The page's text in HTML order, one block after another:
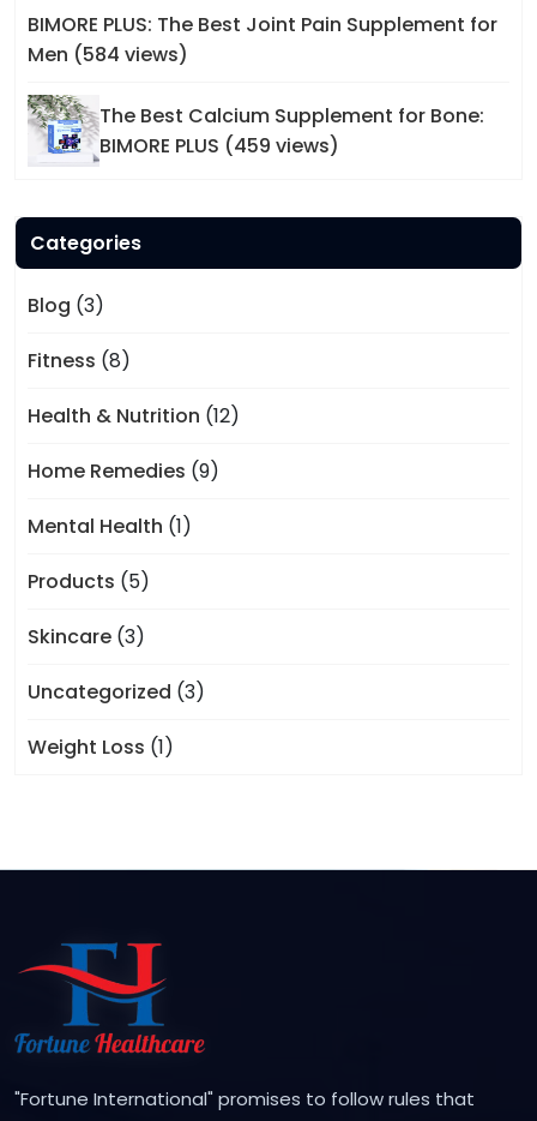
BIMORE PLUS: The Best Joint Pain Supplement for
Men (584 views)
The Best Calcium Supplement for Bone:
BIMORE PLUS (459 views)
Categories
Blog (3)
Fitness (8)
Health & Nutrition (12)
Home Remedies (9)
Mental Health (1)
Products (5)
Skincare (3)
Uncategorized (3)
Weight Loss (1)
"Fortune International" promises to follow rules that